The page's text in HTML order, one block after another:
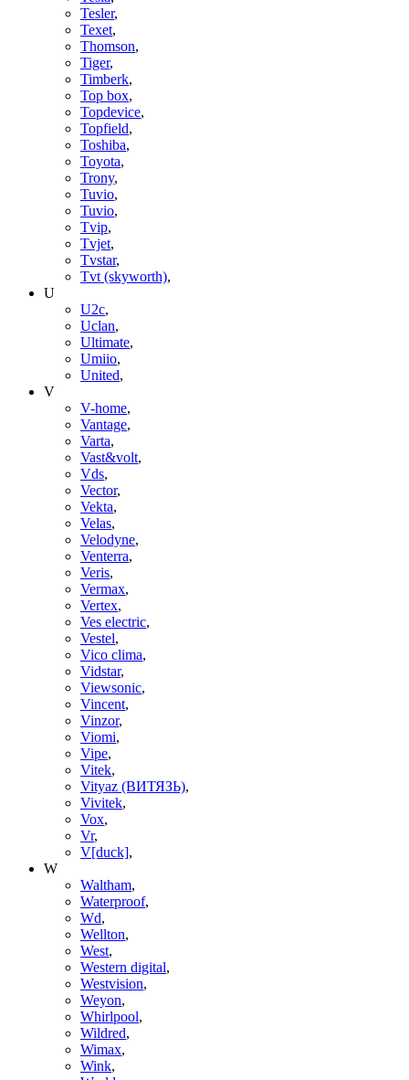
Tesler,
Texet,
Thomson,
Tiger,
Timberk,
Top box,
Topdevice,
Topfield,
Toshiba,
Toyota,
Trony,
Tuvio,
Tuvio,
Tvip,
Tvjet,
Tvstar,
Tvt (skyworth),
U
U2c,
Uclan,
Ultimate,
Umiio,
United,
V
V-home,
Vantage,
Varta,
Vast&volt,
Vds,
Vector,
Vekta,
Velas,
Velodyne,
Venterra,
Veris,
Vermax,
Vertex,
Ves electric,
Vestel,
Vico clima,
Vidstar,
Viewsonic,
Vincent,
Vinzor,
Viomi,
Vipe,
Vitek,
Vityaz (ВИТЯЗЬ),
Vivitek,
Vox,
Vr,
V[duck],
W
Waltham,
Waterproof,
Wd,
Wellton,
West,
Western digital,
Westvision,
Weyon,
Whirlpool,
Wildred,
Wimax,
Wink,